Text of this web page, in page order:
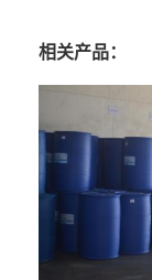
相关产品：